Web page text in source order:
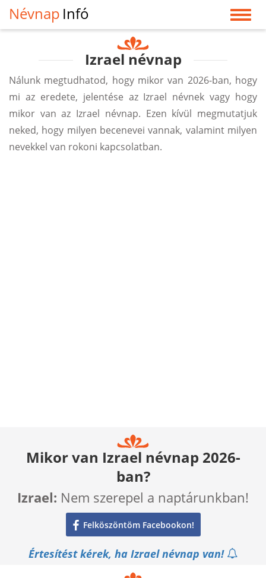
Névnap Infó
Izrael névnap
Nálunk megtudhatod, hogy mikor van 2026-ban, hogy
mi az eredete, jelentése az Izrael névnek vagy hogy
mikor van az Izrael névnap. Ezen kívül megmutatjuk
neked, hogy milyen becenevei vannak, valamint milyen
nevekkel van rokoni kapcsolatban.
Mikor van Izrael névnap 2026-
ban?
Izrael: Nem szerepel a naptárunkban!
Felköszöntöm Facebookon!
Értesítést kérek, ha Izrael névnap van!